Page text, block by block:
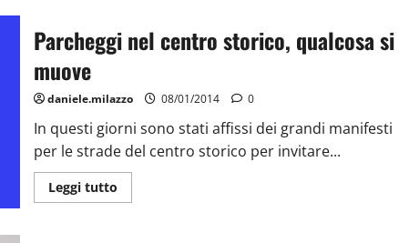
Parcheggi nel centro storico, qualcosa si
muove
daniele.milazzo 08/01/2014 0
In questi giorni sono stati affissi dei grandi manifesti
per le strade del centro storico per invitare...
Leggi tutto